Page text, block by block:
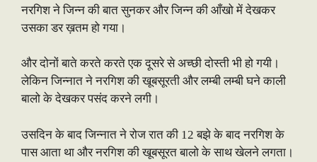
नरगिश ने जिन्न की बात सुनकर और जिन्न की आँखो में देखकर
उसका डर ख़तम हो गया।
और दोनों बाते करते करते एक दूसरे से अच्छी दोस्ती भी हो गयी।
लेकिन जिन्नात ने नरगिश की खूबसूरती और लम्बी लम्बी घने काली
बालो के देखकर पसंद करने लगी।
उसदिन के बाद जिन्नात ने रोज रात की 12 बझे के बाद नरगिश के
पास आता था और नरगिश की खूबसूरत बालो के साथ खेलने लगता।